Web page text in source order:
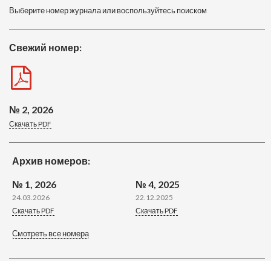
Выберите номер журнала или воспользуйтесь поиском
Свежий номер:
№ 2, 2026
Скачать PDF
Архив номеров:
№ 1, 2026
24.03.2026
Скачать PDF
№ 4, 2025
22.12.2025
Скачать PDF
Смотреть все номера